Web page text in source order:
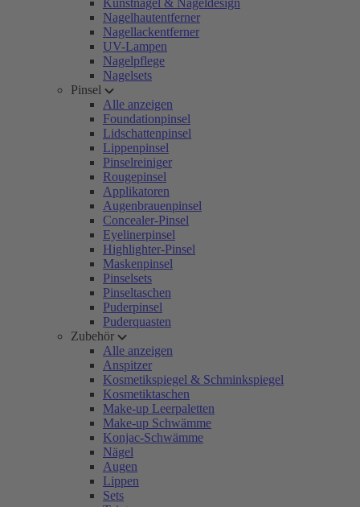
Kunstnägel & Nageldesign
Nagelhautentferner
Nagellackentferner
UV-Lampen
Nagelpflege
Nagelsets
Pinsel
Alle anzeigen
Foundationpinsel
Lidschattenpinsel
Lippenpinsel
Pinselreiniger
Rougepinsel
Applikatoren
Augenbrauenpinsel
Concealer-Pinsel
Eyelinerpinsel
Highlighter-Pinsel
Maskenpinsel
Pinselsets
Pinseltaschen
Puderpinsel
Puderquasten
Zubehör
Alle anzeigen
Anspitzer
Kosmetikspiegel & Schminkspiegel
Kosmetiktaschen
Make-up Leerpaletten
Make-up Schwämme
Konjac-Schwämme
Nägel
Augen
Lippen
Sets